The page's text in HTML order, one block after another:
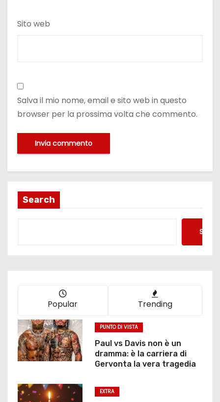
Sito web
Salva il mio nome, email e sito web in questo
browser per la prossima volta che commento.
Search
Popular Trending
PUNTO DI VISTA
Paul vs Davis non è un
dramma: è la carriera di
Gervonta la vera tragedia
EXTRA